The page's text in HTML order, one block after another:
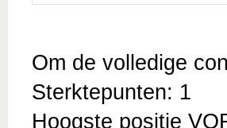
Om de volledige
Sterktepunten: 1
Hoogste positie